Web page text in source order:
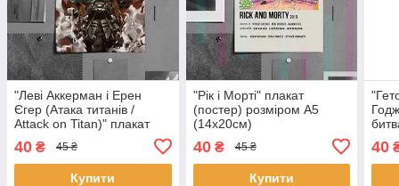
"Леві Аккерман і Ерен
Єгер (Атака титанів /
Attack on Titan)" плакат
(14х20см)
40 ₴ 45 ₴
Купити
"Рік і Морті" плакат
(постер) розміром А5
(14х20см)
40₴ 45 ₴
Купити
А5
40